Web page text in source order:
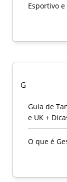
Esportivo
G
Guia de
e UK +
O que é